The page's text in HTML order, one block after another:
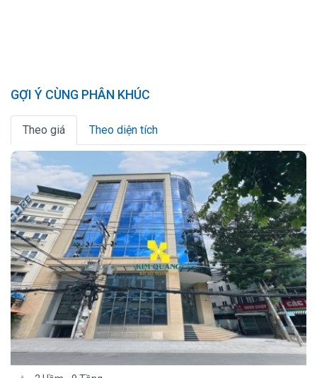
GỢI Ý CÙNG PHÂN KHÚC
Theo giá Theo diện tích